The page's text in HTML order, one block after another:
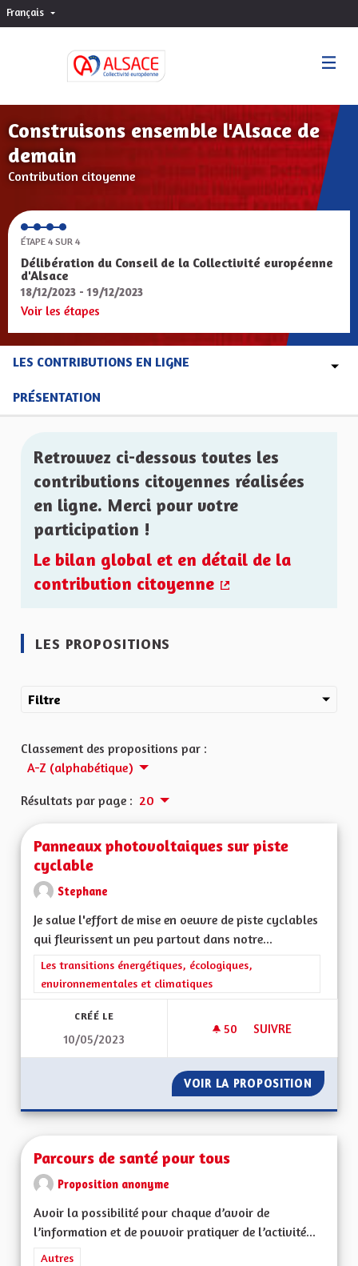
Français Choisir la langue
Construisons ensemble l'Alsace de
demain
Contribution citoyenne
ÉTAPE 4 SUR 4
Délibération du Conseil de la Collectivité européenne
d'Alsace
18/12/2023 - 19/12/2023
Voir les étapes
LES CONTRIBUTIONS EN LIGNE
PRÉSENTATION
Retrouvez ci-dessous toutes les
contributions citoyennes réalisées
en ligne. Merci pour votre
participation !
Le bilan global et en détail de la
contribution citoyenne
LES PROPOSITIONS
Filtre
Classement des propositions par :
A-Z (alphabétique)
Résultats par page : 20
Panneaux photovoltaiques sur piste
cyclable
Stephane
Je salue l'effort de mise en oeuvre de piste cyclables
qui fleurissent un peu partout dans notre...
Filtrer les résultats de la catégorie : Les transitions
Les transitions énergétiques, écologiques,
environnementales et climatiques
CRÉÉ LE
10/05/2023
50 50 ABONNÉS
SUIVRE
VOIR LA PROPOSITION
Parcours de santé pour tous
Proposition anonyme
Avoir la possibilité pour chaque d’avoir de
l’information et de pouvoir pratiquer de l’activité...
Filtrer les résultats de la catégorie : Autres
Autres